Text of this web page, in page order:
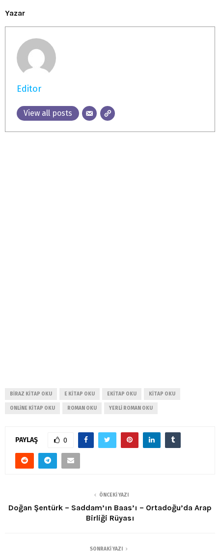
Yazar
Editor
View all posts
BIRAZ KITAP OKU E KITAP OKU EKITAP OKU KITAP OKU
ONLINE KITAP OKU ROMAN OKU YERLI ROMAN OKU
PAYLAŞ 0
ÖNCEKI YAZI
Doğan Şentürk – Saddam’ın Baas’ı – Ortadoğu’da Arap
Birliği Rüyası
SONRAKI YAZI